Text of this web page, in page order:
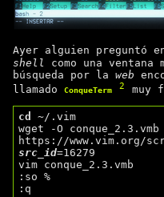
Ayer alguien preguntó
shell
como una ventana
búsqueda por la web
llamado
ConqueTerm 2 muy
cd
~/.vim
wget -O conque_2.3.vmb
https://www.vim.org/
src_id=16279
vim conque_2.3.vmb
:so %
:q